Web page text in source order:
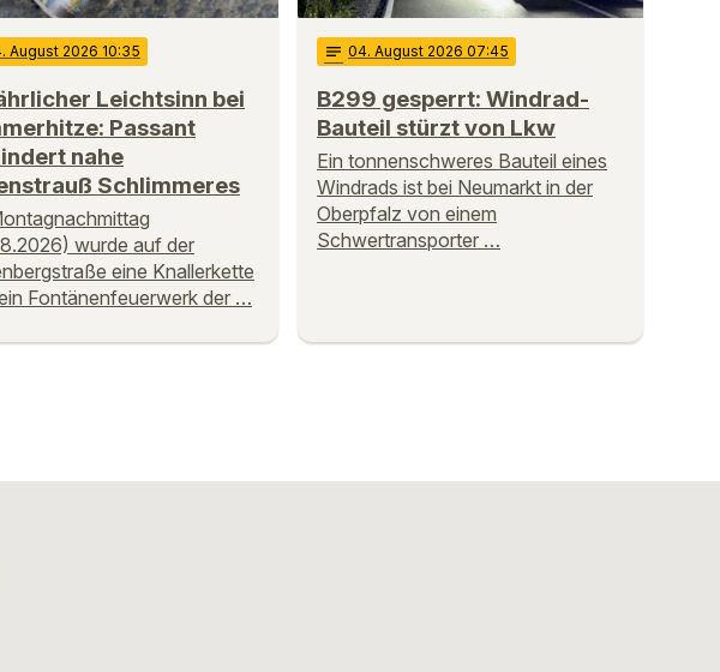
. August 2026 10:35
Leichtsinn bei
Passant
nahe
Schlimmeres
wurde auf der
eine Knallerkette
Fontänenfeuerwerk der …
notes 04. August 2026 07:45
B299 gesperrt: Windrad-
Bauteil stürzt von Lkw
Ein tonnenschweres Bauteil eines
Windrads ist bei Neumarkt in der
Oberpfalz von einem
Schwertransporter …